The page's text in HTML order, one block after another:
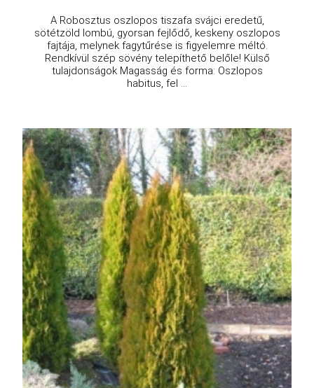
A Robosztus oszlopos tiszafa svájci eredetű,
sötétzöld lombú, gyorsan fejlődő, keskeny oszlopos
fajtája, melynek fagytűrése is figyelemre méltó.
Rendkívül szép sövény telepíthető belőle! Külső
tulajdonságok Magasság és forma: Oszlopos
habitus, fel ...